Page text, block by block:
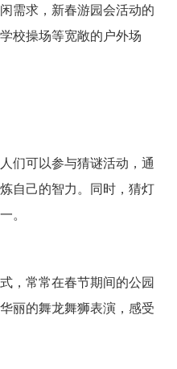
需求，新春游园会活动的
校操场等宽敞的户外场
们可以参与猜谜活动，通
自己的智力。同时，猜灯
。
，常常在春节期间的公园
丽的舞龙舞狮表演，感受